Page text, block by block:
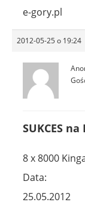
e-gory.pl
2012-05-25 o 19:24
SUKCES
8 x 8000
Data:
25.05.2012